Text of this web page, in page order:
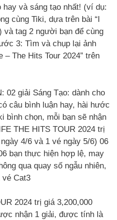
và sáng tạo nhất! (ví dụ:
cùng Tiki, dựa trên bài “I
và tag 2 người bạn để cùng
3: Tìm và chụp lại ảnh
– The Hits Tour 2024” trên
02 giải Sáng Tạo: dành cho
câu bình luận hay, hài hước
bình chọn, mỗi bạn sẽ nhận
THE HITS TOUR 2024 trị
4/6 và 1 vé ngày 5/6) 06
bạn thực hiện hợp lệ, may
qua quay số ngẫu nhiên,
vé Cat3
2024 trị giá 3,200,000
nhận 1 giải, được tính là